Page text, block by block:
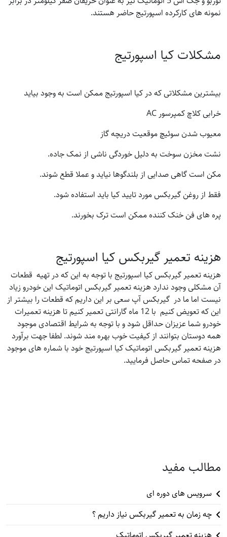
نمونه های کارکرده اسپورتیج حاضر هستند.
مشکلات کیا اسپورتیج
بیشترین مشکلاتی که در کیا اسپورتیج ممکن است به وجود بیاید
خرابی کلاچ کمپرسور AC
معیوب شدن سوئیچ موقعیت دریچه گاز
نشت مخزن سوخت به دلیل خوردگی ناشی از نمک جاده.
مکن است گاهی صدایی از بلندگوها نیاید و عملا قطع شوند.
فقط از روغن گیربکس مورد تایید کیا باید استفاده شود.
پره های فن خنک کننده ممکن است ترک بخورند.
هزینه تعمیر گیربکس کیا اسپورتیج
هزینه تعمیر گیربکس کیا اسپورتیج با توجه به این که در تهیه قطعات
آن مشکلی وجود ندارد هزینه تعمیر گیربکس اتوماتیک این خودرو زیاد
نیست اما ما در گیربکس آپ سعی بر این داریم که قطعات را بیشتر از
این که تعویض کنیم با 12 ماه گارانتی تعمیر کنیم تا هزینه تعمیرات
خودرو شما عزیزان حداقل شود و با توجه به شرایط اقتصادی موجود
همه دوستان بتوانند از کیفیت خوب بهره مند شوند. لطفا جهت برآورد
هزینه تعمیر گیربکس اتوماتیک کیا اسپورتیج خود با شماره های موجود
در صفحه تماس حاصل فرمایید.
مطالب مفید
سرویس های دوره ای
چه زمان به تعمیر گیربکس نیاز داریم ؟